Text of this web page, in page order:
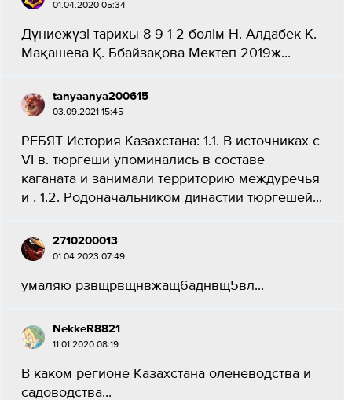
01.04.2020 05:34
Дүниежүзі тарихы 8-9 1-2 бөлім Н. Алдабек К.
Мақашева Қ. Ббайзақова Мектеп 2019ж...
tanyaanya200615
03.09.2021 15:45
РЕБЯТ История Казахстана: 1.1. В источниках с
VI в. тюргеши упоминались в составе
каганата и занимали территорию междуречья
и . 1.2. Родоначальником династии тюргешей...
2710200013
01.04.2023 07:49
умаляю рзвщрвщнвжащ6аднвщ5вл​...
NekkeR8821
11.01.2020 08:19
В каком регионе Казахстана оленеводства и
садоводства​...